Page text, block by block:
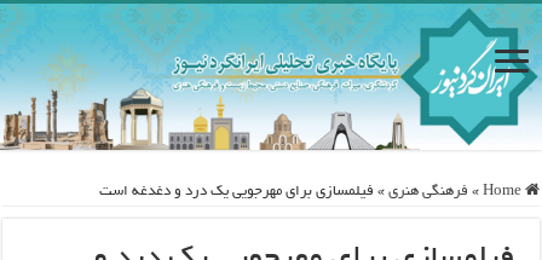
Home
» فرهنگی هنری » فیلمسازی برای مهرجویی یک درد و دغدغه است